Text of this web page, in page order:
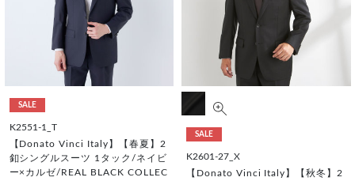
SALE
K2551-1_T
【Donato Vinci Italy】【春夏】2
釦シングルスーツ 1タック/ネイビ
ー×カルゼ/REAL BLACK COLLEC
SALE
K2601-27_X
【Donato Vinci Italy】【秋冬】2